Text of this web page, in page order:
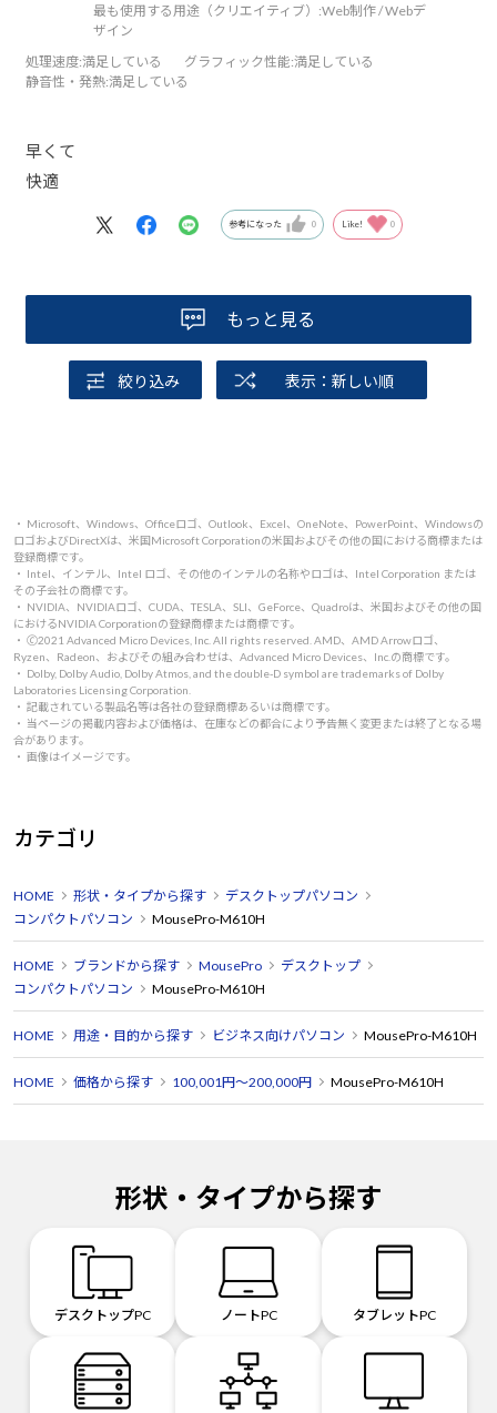
最も使用する用途（クリエイティブ）:Web制作 / Webデ
ザイン
処理速度:満足している グラフィック性能:満足している
静音性・発熱:満足している
早くて
快適
参考になった 0 Like! 0
もっと見る
絞り込み 表示：新しい順
・ Microsoft、Windows、Officeロゴ、Outlook、Excel、OneNote、PowerPoint、Windowsの
ロゴおよびDirectXは、米国Microsoft Corporationの米国およびその他の国における商標または
登録商標です。
・ Intel、インテル、Intel ロゴ、その他のインテルの名称やロゴは、Intel Corporation または
その子会社の商標です。
・ NVIDIA、NVIDIAロゴ、CUDA、TESLA、SLI、GeForce、Quadroは、米国およびその他の国
におけるNVIDIA Corporationの登録商標または商標です。
・ 🄫2021 Advanced Micro Devices, Inc. All rights reserved. AMD、AMD Arrowロゴ、
Ryzen、Radeon、およびその組み合わせは、Advanced Micro Devices、Inc.の商標です。
・ Dolby, Dolby Audio, Dolby Atmos, and the double-D symbol are trademarks of Dolby
Laboratories Licensing Corporation.
・ 記載されている製品名等は各社の登録商標あるいは商標です。
・ 当ページの掲載内容および価格は、在庫などの都合により予告無く変更または終了となる場
合があります。
・ 画像はイメージです。
カテゴリ
HOME 形状・タイプから探す
デスクトップパソコン
コンパクトパソコン
MousePro-M610H
HOME ブランドから探す MousePro
デスクトップ
コンパクトパソコン
MousePro-M610H
HOME 用途・目的から探す ビジネス向けパソコン MousePro-M610H
HOME 価格から探す 100,001円～200,000円 MousePro-M610H
形状・タイプから探す
デスクトップPC ノートPC タブレットPC